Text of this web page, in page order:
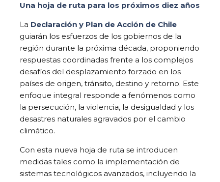
Una hoja de ruta para los próximos diez años
La Declaración y Plan de Acción de Chile
guiarán los esfuerzos de los gobiernos de la
región durante la próxima década, proponiendo
respuestas coordinadas frente a los complejos
desafíos del desplazamiento forzado en los
países de origen, tránsito, destino y retorno. Este
enfoque integral responde a fenómenos como
la persecución, la violencia, la desigualdad y los
desastres naturales agravados por el cambio
climático.
Con esta nueva hoja de ruta se introducen
medidas tales como la implementación de
sistemas tecnológicos avanzados, incluyendo la